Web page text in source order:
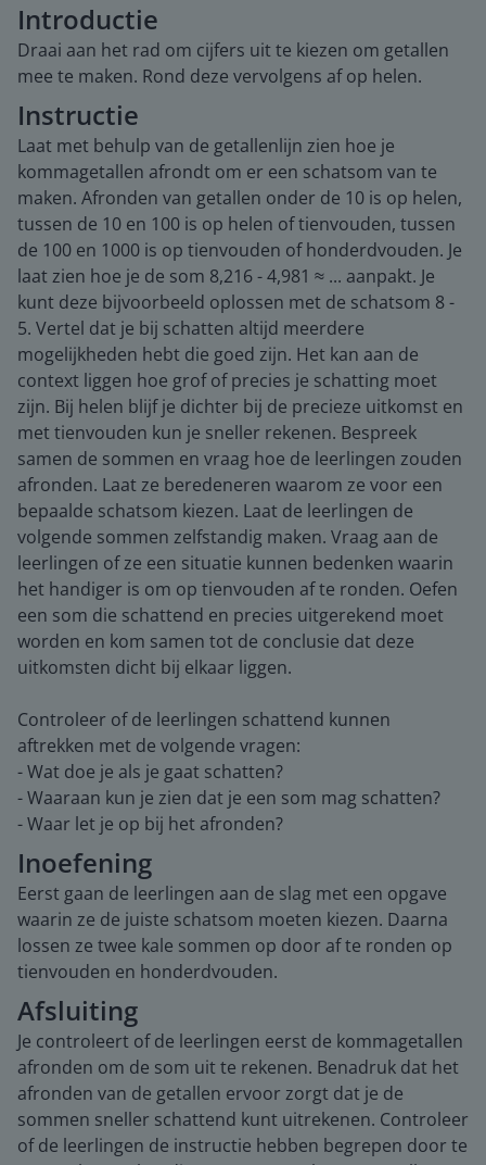
Introductie
Draai aan het rad om cijfers uit te kiezen om getallen
mee te maken. Rond deze vervolgens af op helen.
Instructie
Laat met behulp van de getallenlijn zien hoe je
kommagetallen afrondt om er een schatsom van te
maken. Afronden van getallen onder de 10 is op helen,
tussen de 10 en 100 is op helen of tienvouden, tussen
de 100 en 1000 is op tienvouden of honderdvouden. Je
laat zien hoe je de som 8,216 - 4,981 ≈ ... aanpakt. Je
kunt deze bijvoorbeeld oplossen met de schatsom 8 -
5. Vertel dat je bij schatten altijd meerdere
mogelijkheden hebt die goed zijn. Het kan aan de
context liggen hoe grof of precies je schatting moet
zijn. Bij helen blijf je dichter bij de precieze uitkomst en
met tienvouden kun je sneller rekenen. Bespreek
samen de sommen en vraag hoe de leerlingen zouden
afronden. Laat ze beredeneren waarom ze voor een
bepaalde schatsom kiezen. Laat de leerlingen de
volgende sommen zelfstandig maken. Vraag aan de
leerlingen of ze een situatie kunnen bedenken waarin
het handiger is om op tienvouden af te ronden. Oefen
een som die schattend en precies uitgerekend moet
worden en kom samen tot de conclusie dat deze
uitkomsten dicht bij elkaar liggen.
Controleer of de leerlingen schattend kunnen
aftrekken met de volgende vragen:
- Wat doe je als je gaat schatten?
- Waaraan kun je zien dat je een som mag schatten?
- Waar let je op bij het afronden?
Inoefening
Eerst gaan de leerlingen aan de slag met een opgave
waarin ze de juiste schatsom moeten kiezen. Daarna
lossen ze twee kale sommen op door af te ronden op
tienvouden en honderdvouden.
Afsluiting
Je controleert of de leerlingen eerst de kommagetallen
afronden om de som uit te rekenen. Benadruk dat het
afronden van de getallen ervoor zorgt dat je de
sommen sneller schattend kunt uitrekenen. Controleer
of de leerlingen de instructie hebben begrepen door te